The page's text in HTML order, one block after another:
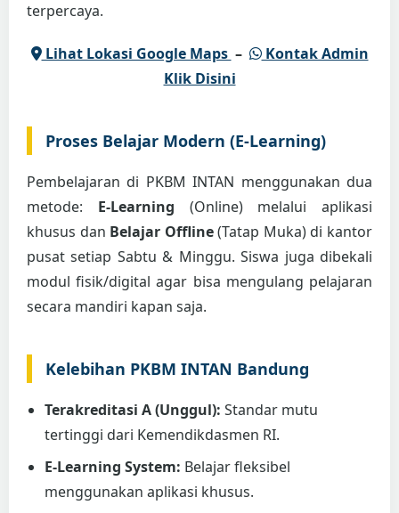
terpercaya.
Lihat Lokasi Google Maps –
Kontak Admin
Klik Disini
Proses Belajar Modern (E-Learning)
Pembelajaran di PKBM INTAN menggunakan dua
metode: E-Learning (Online) melalui aplikasi
khusus dan Belajar Offline(Tatap Muka) di kantor
pusat setiap Sabtu & Minggu. Siswa juga dibekali
modul fisik/digital agar bisa mengulang pelajaran
secara mandiri kapan saja.
Kelebihan PKBM INTAN Bandung
Terakreditasi A (Unggul): Standar mutu
tertinggi dari Kemendikdasmen RI.
E-Learning System: Belajar fleksibel
menggunakan aplikasi khusus.